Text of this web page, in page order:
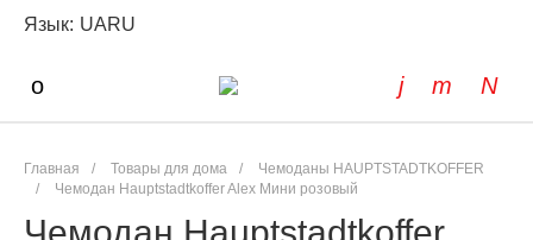
Язык: UARU
Главная / Товары для дома /
Чемоданы HAUPTSTADTKOFFER
/
Чемодан Hauptstadtkoffer Alex Мини розовый